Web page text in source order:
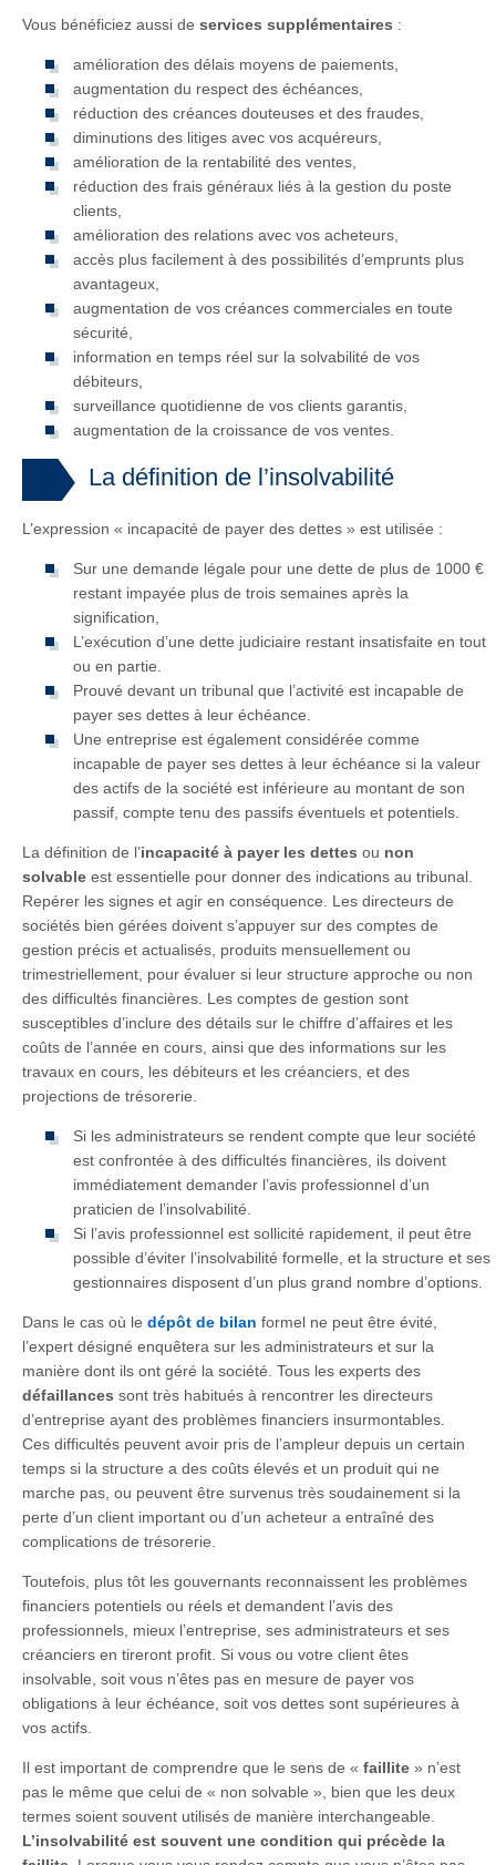
Vous bénéficiez aussi de services supplémentaires :
amélioration des délais moyens de paiements,
augmentation du respect des échéances,
réduction des créances douteuses et des fraudes,
diminutions des litiges avec vos acquéreurs,
amélioration de la rentabilité des ventes,
réduction des frais généraux liés à la gestion du poste
clients,
amélioration des relations avec vos acheteurs,
accès plus facilement à des possibilités d’emprunts plus
avantageux,
augmentation de vos créances commerciales en toute
sécurité,
information en temps réel sur la solvabilité de vos
débiteurs,
surveillance quotidienne de vos clients garantis,
augmentation de la croissance de vos ventes.
La définition de l’insolvabilité
L’expression « incapacité de payer des dettes » est utilisée :
Sur une demande légale pour une dette de plus de 1000 €
restant impayée plus de trois semaines après la
signification,
L’exécution d’une dette judiciaire restant insatisfaite en tout
ou en partie.
Prouvé devant un tribunal que l’activité est incapable de
payer ses dettes à leur échéance.
Une entreprise est également considérée comme
incapable de payer ses dettes à leur échéance si la valeur
des actifs de la société est inférieure au montant de son
passif, compte tenu des passifs éventuels et potentiels.
La définition de l’incapacité à payer les dettes ou non
solvable est essentielle pour donner des indications au tribunal.
Repérer les signes et agir en conséquence. Les directeurs de
sociétés bien gérées doivent s’appuyer sur des comptes de
gestion précis et actualisés, produits mensuellement ou
trimestriellement, pour évaluer si leur structure approche ou non
des difficultés financières. Les comptes de gestion sont
susceptibles d’inclure des détails sur le chiffre d’affaires et les
coûts de l’année en cours, ainsi que des informations sur les
travaux en cours, les débiteurs et les créanciers, et des
projections de trésorerie.
Si les administrateurs se rendent compte que leur société
est confrontée à des difficultés financières, ils doivent
immédiatement demander l’avis professionnel d’un
praticien de l’insolvabilité.
Si l’avis professionnel est sollicité rapidement, il peut être
possible d’éviter l’insolvabilité formelle, et la structure et ses
gestionnaires disposent d’un plus grand nombre d’options.
Dans le cas où le dépôt de bilan formel ne peut être évité,
l’expert désigné enquêtera sur les administrateurs et sur la
manière dont ils ont géré la société. Tous les experts des
défaillances sont très habitués à rencontrer les directeurs
d’entreprise ayant des problèmes financiers insurmontables.
Ces difficultés peuvent avoir pris de l’ampleur depuis un certain
temps si la structure a des coûts élevés et un produit qui ne
marche pas, ou peuvent être survenus très soudainement si la
perte d’un client important ou d’un acheteur a entraîné des
complications de trésorerie.
Toutefois, plus tôt les gouvernants reconnaissent les problèmes
financiers potentiels ou réels et demandent l’avis des
professionnels, mieux l’entreprise, ses administrateurs et ses
créanciers en tireront profit. Si vous ou votre client êtes
insolvable, soit vous n’êtes pas en mesure de payer vos
obligations à leur échéance, soit vos dettes sont supérieures à
vos actifs.
Il est important de comprendre que le sens de « faillite » n’est
pas le même que celui de « non solvable », bien que les deux
termes soient souvent utilisés de manière interchangeable.
L’insolvabilité est souvent une condition qui précède la